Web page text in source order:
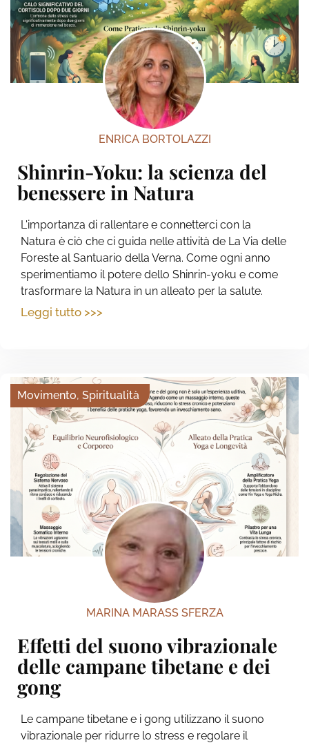
ENRICA BORTOLAZZI
Shinrin-Yoku: la scienza del
benessere in Natura
L'importanza di rallentare e connetterci con la
Natura è ciò che ci guida nelle attività de La Via delle
Foreste al Santuario della Verna. Come ogni anno
sperimentiamo il potere dello Shinrin-yoku e come
trasformare la Natura in un alleato per la salute.
Leggi tutto >>>
Movimento, Spiritualità
MARINA MARASS SFERZA
Effetti del suono vibrazionale
delle campane tibetane e dei
gong
Le campane tibetane e i gong utilizzano il suono
vibrazionale per ridurre lo stress e regolare il